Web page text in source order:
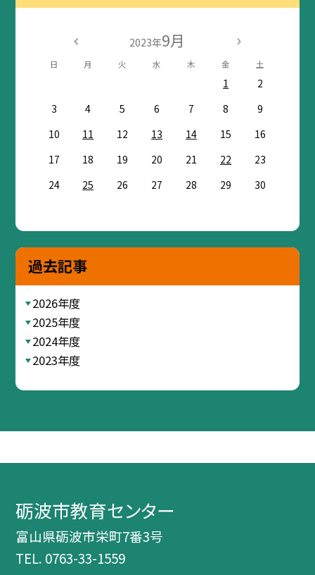
2023年9月
日 月 火 水 木 金 土
1
2
3
4 5 6 7 8
9
10
11 12 13 14 15
16
17
18 19 20 21 22
23
24
25 26 27 28 29 30
過去記事
2026年度
2025年度
2024年度
2023年度
砺波市教育センター
富山県砺波市栄町7番3号
TEL. 0763-33-1559